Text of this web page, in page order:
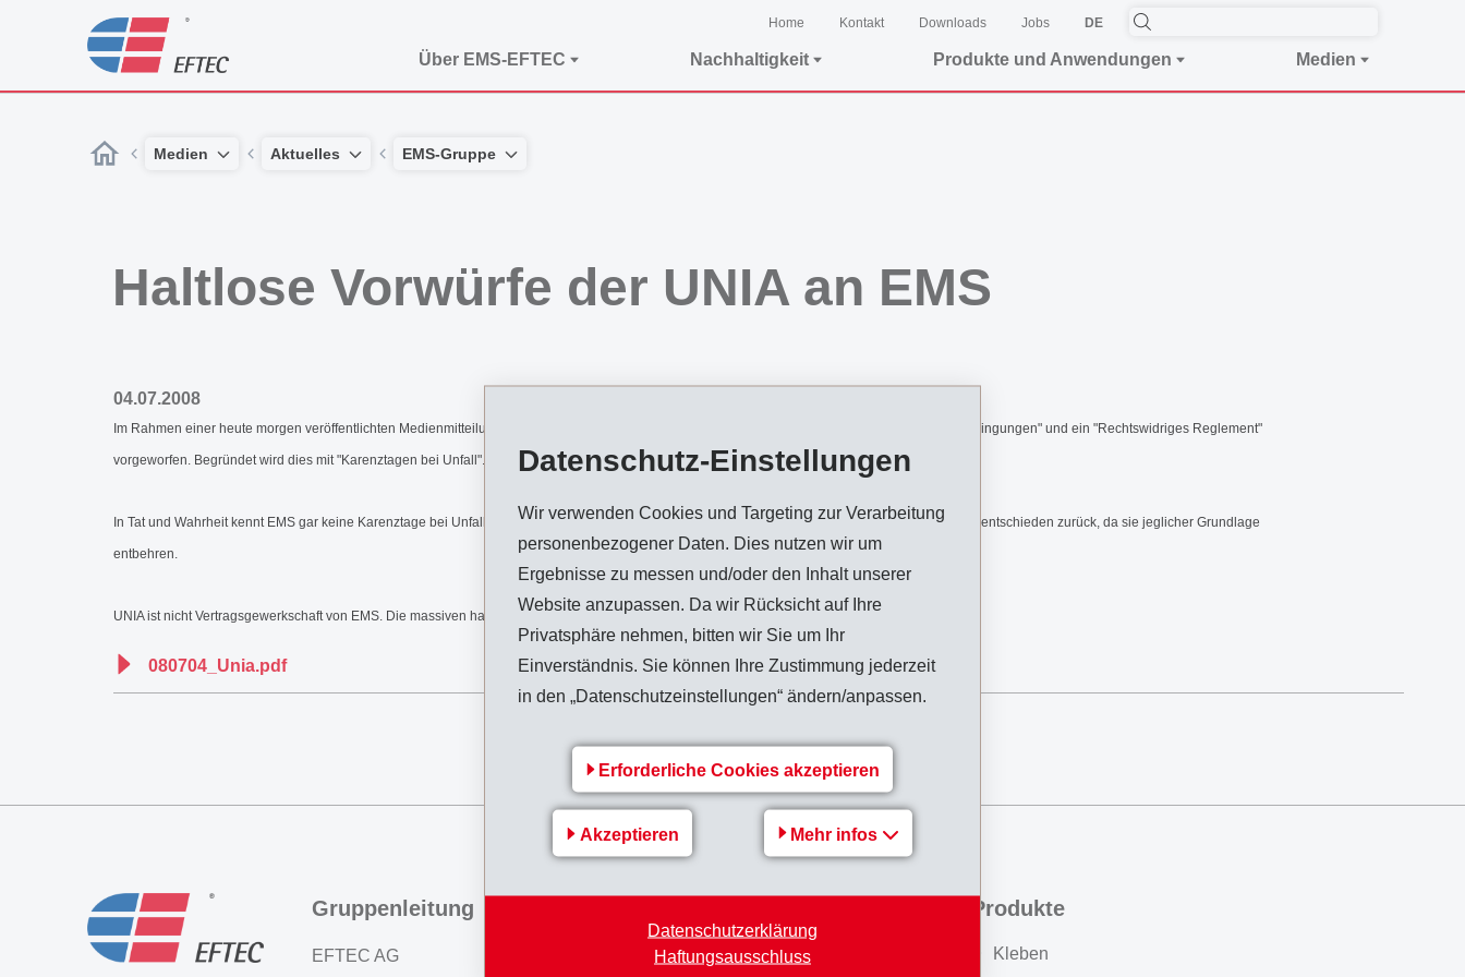
Datenschutz-Einstellungen
Wir verwenden Cookies und Targeting zur Verarbeitung
personenbezogener Daten. Dies nutzen wir um
Ergebnisse zu messen und/oder den Inhalt unserer
Website anzupassen. Da wir Rücksicht auf Ihre
Privatsphäre nehmen, bitten wir Sie um Ihr
Einverständnis. Sie können Ihre Zustimmung jederzeit
in den „Datenschutzeinstellungen“ ändern/anpassen.
Erforderliche Cookies akzeptieren
Akzeptieren Mehr infos
Datenschutzerklärung
Haftungsausschluss
Home Kontakt Downloads Jobs DE
Über EMS-EFTEC Nachhaltigkeit Produkte und Anwendungen Medien
Medien Aktuelles EMS-Gruppe
Haltlose Vorwürfe der UNIA an EMS
04.07.2008
Im Rahmen einer heute morgen veröffentlichten Medienmitteilung hat die Gewerkschaft UNIA der EMS-CHEMIE AG "Rechtswidrige Anstellungsbedingungen" und ein "Rechtswidriges Reglement"
vorgeworfen. Begründet wird dies mit "Karenztagen bei Unfall".
In Tat und Wahrheit kennt EMS gar keine Karenztage bei Unfall, weder in den Anstellungsbedingungen noch in der Praxis. EMS weist die Vorwürfe entschieden zurück, da sie jeglicher Grundlage
entbehren.
UNIA ist nicht Vertragsgewerkschaft von EMS. Die massiven haltlosen Vorwürfe werden von EMS in diesem Zusammenhang gesehen.
080704_Unia.pdf
Zurück zur Übersicht
Gruppenleitung
EFTEC AG EMS-Gruppe
Produkte
Kleben